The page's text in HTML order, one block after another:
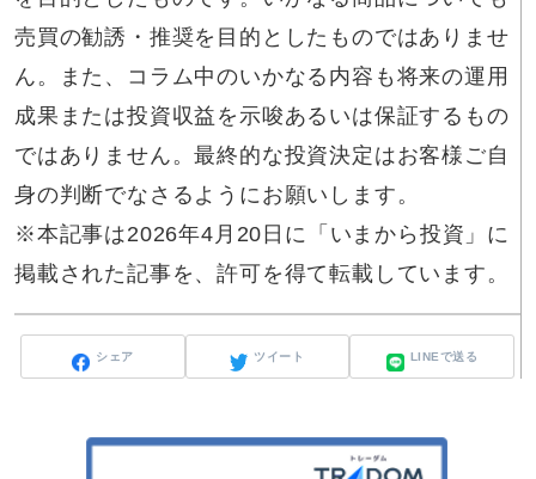
売買の勧誘・推奨を目的としたものではありませ
ん。また、コラム中のいかなる内容も将来の運用
成果または投資収益を示唆あるいは保証するもの
ではありません。最終的な投資決定はお客様ご自
身の判断でなさるようにお願いします。
※本記事は2026年4月20日に「いまから投資」に
掲載された記事を、許可を得て転載しています。
シェア ツイート LINEで送る